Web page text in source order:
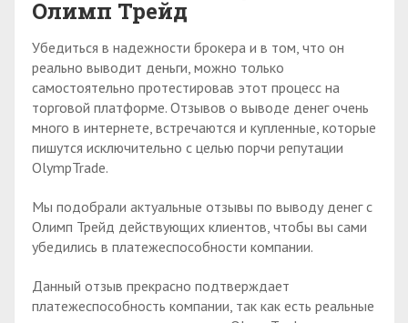
Олимп Трейд
Убедиться в надежности брокера и в том, что он
реально выводит деньги, можно только
самостоятельно протестировав этот процесс на
торговой платформе. Отзывов о выводе денег очень
много в интернете, встречаются и купленные, которые
пишутся исключительно с целью порчи репутации
OlympTrade.
Мы подобрали актуальные отзывы по выводу денег с
Олимп Трейд действующих клиентов, чтобы вы сами
убедились в платежеспособности компании.
Данный отзыв прекрасно подтверждает
платежеспособность компании, так как есть реальные